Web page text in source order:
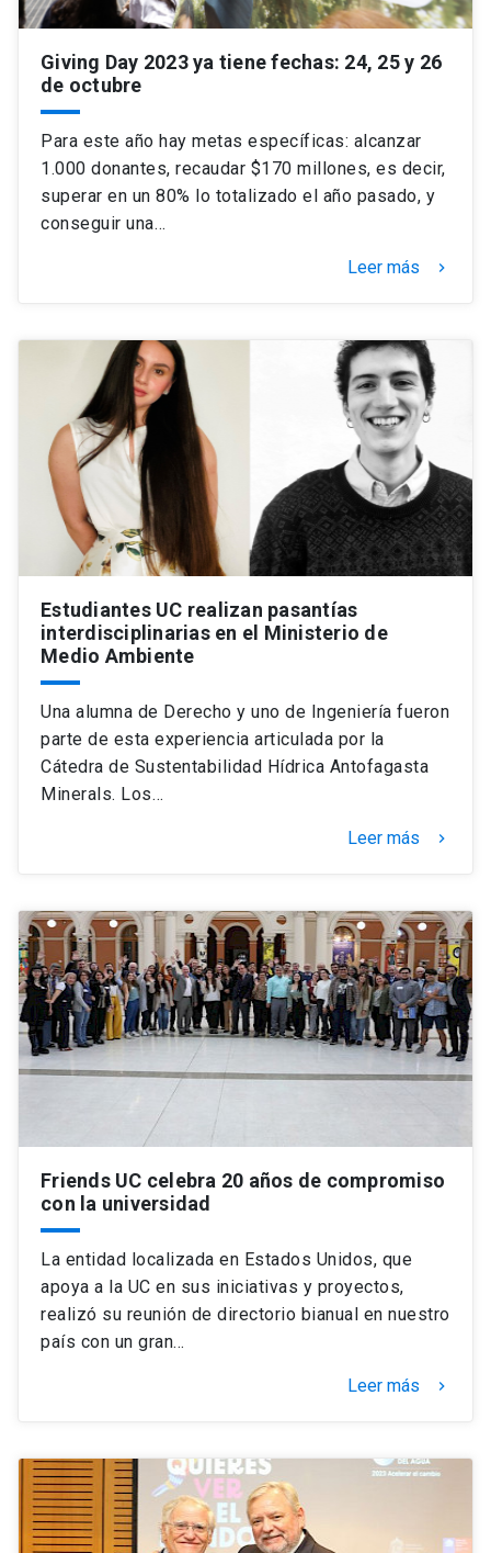
Giving Day 2023 ya tiene fechas: 24, 25 y 26
de octubre
Para este año hay metas específicas: alcanzar
1.000 donantes, recaudar $170 millones, es decir,
superar en un 80% lo totalizado el año pasado, y
conseguir una…
Leer más keyboard_arrow_right
Estudiantes UC realizan pasantías
interdisciplinarias en el Ministerio de
Medio Ambiente
Una alumna de Derecho y uno de Ingeniería fueron
parte de esta experiencia articulada por la
Cátedra de Sustentabilidad Hídrica Antofagasta
Minerals. Los…
Leer más keyboard_arrow_right
Friends UC celebra 20 años de compromiso
con la universidad
La entidad localizada en Estados Unidos, que
apoya a la UC en sus iniciativas y proyectos,
realizó su reunión de directorio bianual en nuestro
país con un gran…
Leer más keyboard_arrow_right